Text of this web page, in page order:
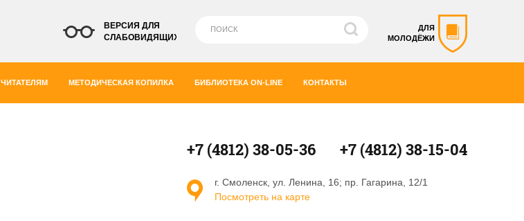
ДЛЯ
МОЛОДЁЖИ
ВЕРСИЯ ДЛЯ
СЛАБОВИДЯЩИХ
ЧИТАТЕЛЯМ МЕТОДИЧЕСКАЯ КОПИЛКА БИБЛИОТЕКА ON-LINE КОНТАКТЫ
+7 (4812) 38-05-36 +7 (4812) 38-15-04
г. Смоленск, ул. Ленина, 16; пр. Гагарина, 12/1
Посмотреть на карте